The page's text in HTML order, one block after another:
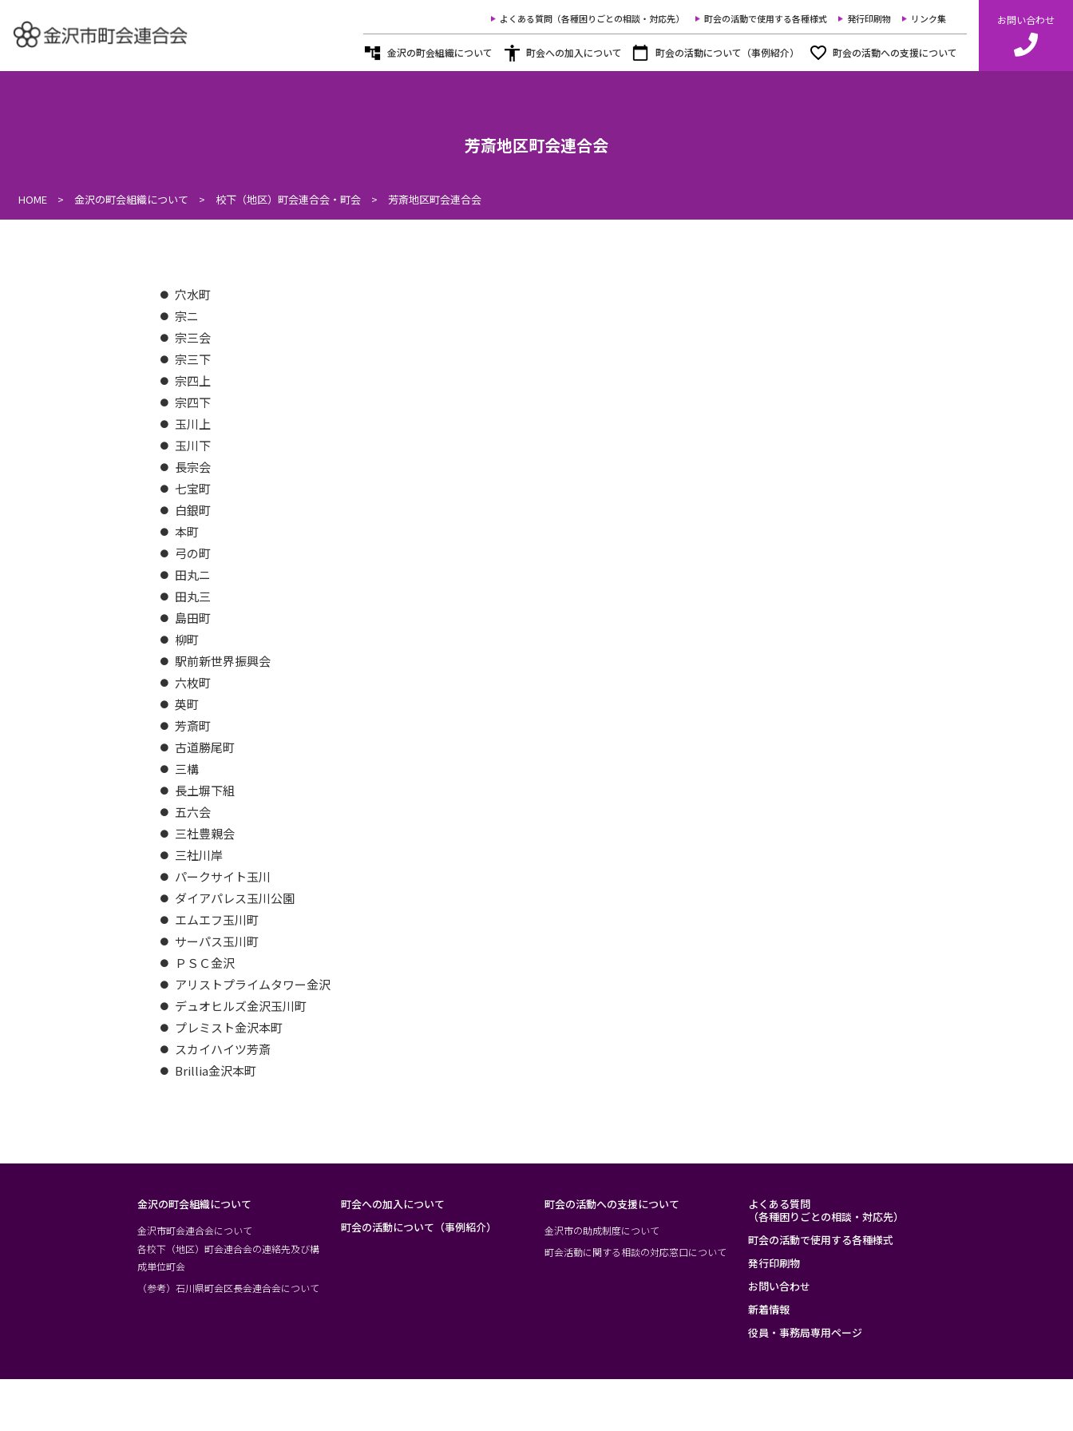
よくある質問（各種困りごとの相談・対応先） 町会の活動で使用する各種様式 発行印刷物 リンク集
金沢の町会組織について 町会への加入について 町会の活動について （事例紹介） 町会の活動への支援について
お問い合わせ
芳斎地区町会連合会
HOME > 金沢の町会組織について > 校下（地区）町会連合会・町会 > 芳斎地区町会連合会
穴水町
宗ニ
宗三会
宗三下
宗四上
宗四下
玉川上
玉川下
長宗会
七宝町
白銀町
本町
弓の町
田丸ニ
田丸三
島田町
柳町
駅前新世界振興会
六枚町
英町
芳斎町
古道勝尾町
三構
長土塀下組
五六会
三社豊親会
三社川岸
パークサイト玉川
ダイアパレス玉川公園
エムエフ玉川町
サーパス玉川町
ＰＳＣ金沢
アリストプライムタワー金沢
デュオヒルズ金沢玉川町
プレミスト金沢本町
スカイハイツ芳斎
Brillia金沢本町
金沢の町会組織について
金沢市町会連合会について
各校下（地区）町会連合会の連絡先及び構
成単位町会
（参考）石川県町会区長会連合会について
町会への加入について
町会の活動について（事例紹介）
町会の活動への支援について
金沢市の助成制度について
町会活動に関する相談の対応窓口について
よくある質問
（各種困りごとの相談・対応先）
町会の活動で使用する各種様式
発行印刷物
お問い合わせ
新着情報
役員・事務局専用ページ